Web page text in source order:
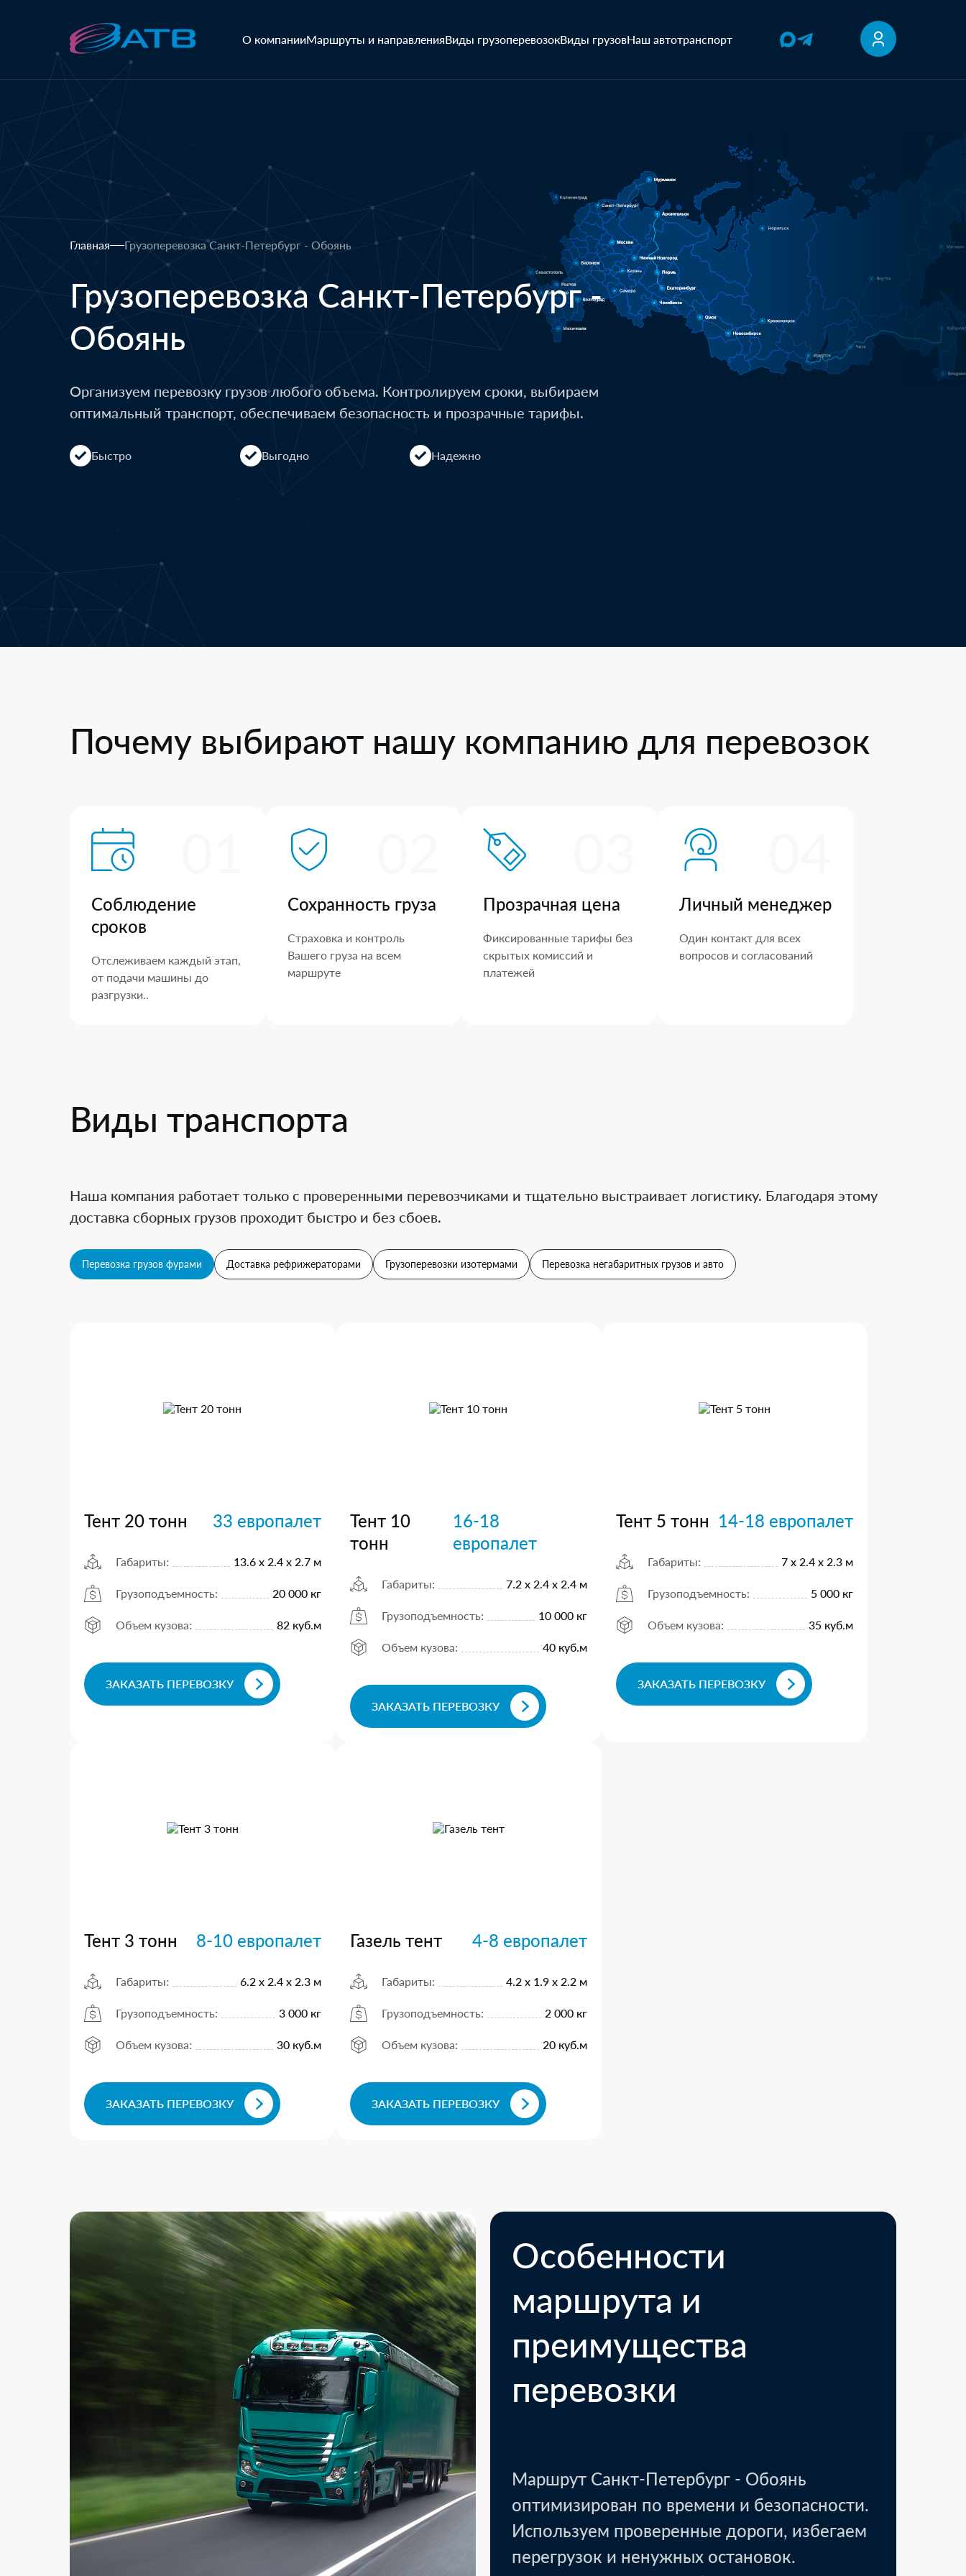
О компанииМаршруты и направленияВиды грузоперевозокВиды грузовНаш автотранспорт
Главная Грузоперевозка Санкт-Петербург - Обоянь
Грузоперевозка Санкт-Петербург -
Обоянь
Организуем перевозку грузов любого объема. Контролируем сроки, выбираем
оптимальный транспорт, обеспечиваем безопасность и прозрачные тарифы.
Быстро Выгодно Надежно
Почему выбирают нашу компанию для перевозок
Соблюдение
сроков
Отслеживаем каждый этап,
от подачи машины до
разгрузки..
Сохранность груза
Страховка и контроль
Вашего груза на всем
маршруте
Прозрачная цена
Фиксированные тарифы без
скрытых комиссий и
платежей
Личный менеджер
Один контакт для всех
вопросов и согласований
Виды транспорта
Наша компания работает только с проверенными перевозчиками и тщательно выстраивает логистику. Благодаря этому
доставка сборных грузов проходит быстро и без сбоев.
Перевозка грузов фурами Доставка рефрижераторами Грузоперевозки изотермами Перевозка негабаритных грузов и авто
Тент 20 тонн 33 европалет
Габариты: 13.6 х 2.4 х 2.7 м
Грузоподъемность: 20 000 кг
Объем кузова: 82 куб.м
ЗАКАЗАТЬ ПЕРЕВОЗКУ
Тент 10
тонн
16-18
европалет
Габариты: 7.2 х 2.4 х 2.4 м
Грузоподъемность: 10 000 кг
Объем кузова: 40 куб.м
ЗАКАЗАТЬ ПЕРЕВОЗКУ
Тент 5 тонн 14-18 европалет
Габариты: 7 х 2.4 х 2.3 м
Грузоподъемность: 5 000 кг
Объем кузова: 35 куб.м
ЗАКАЗАТЬ ПЕРЕВОЗКУ
Тент 3 тонн 8-10 европалет
Габариты: 6.2 х 2.4 х 2.3 м
Грузоподъемность: 3 000 кг
Объем кузова: 30 куб.м
ЗАКАЗАТЬ ПЕРЕВОЗКУ
Газель тент 4-8 европалет
Габариты: 4.2 х 1.9 х 2.2 м
Грузоподъемность: 2 000 кг
Объем кузова: 20 куб.м
ЗАКАЗАТЬ ПЕРЕВОЗКУ
Особенности
маршрута и
преимущества
перевозки
Маршрут Санкт-Петербург - Обоянь
оптимизирован по времени и безопасности.
Используем проверенные дороги, избегаем
перегрузок и ненужных остановок.
1 паллет - текстиль, упаковочные материалы
LTL доставка.